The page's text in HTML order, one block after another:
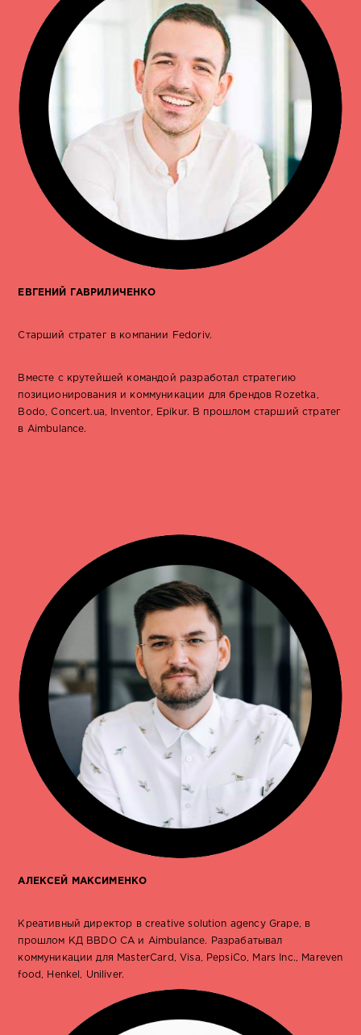
ЕВГЕНИЙ ГАВРИЛИЧЕНКО
Старший стратег в компании Fedoriv.
Вместе с крутейшей командой разработал стратегию
позиционирования и коммуникации для брендов Rozetka,
Bodo, Concert.ua, Inventor, Epikur. В прошлом старший стратег
в Aimbulance.
АЛЕКСЕЙ МАКСИМЕНКО
Креативный директор в creative solution agency Grape, в
прошлом КД BBDO CA и Aimbulance. Разрабатывал
коммуникации для MasterCard, Visa, PepsiCo, Mars Inc., Mareven
food, Henkel, Uniliver.